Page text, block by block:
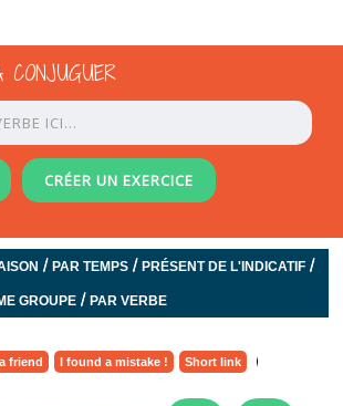
CRÉER UN EXERCICE
/PAR TEMPS /PRÉSENT DE L'INDICATIF /
GROUPE /PAR VERBE
friend I found a mistake ! Short link